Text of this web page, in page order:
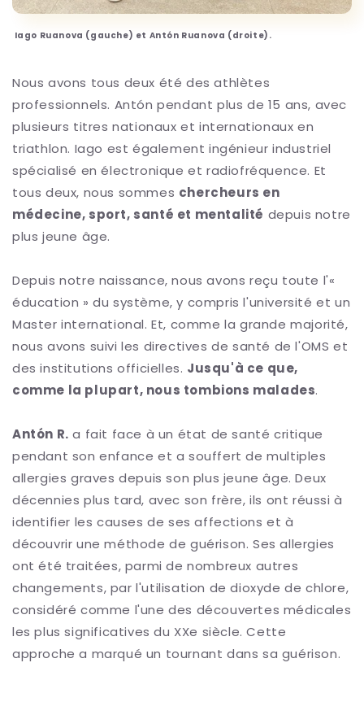
Iago Ruanova (gauche) et Antón Ruanova (droite).
Nous avons tous deux été des athlètes
professionnels. Antón pendant plus de 15 ans, avec
plusieurs titres nationaux et internationaux en
triathlon. Iago est également ingénieur industriel
spécialisé en électronique et radiofréquence. Et
tous deux, nous sommes chercheurs en
médecine, sport, santé et mentalité depuis notre
plus jeune âge.
Depuis notre naissance, nous avons reçu toute l'«
éducation » du système, y compris l'université et un
Master international. Et, comme la grande majorité,
nous avons suivi les directives de santé de l'OMS et
des institutions officielles. Jusqu'à ce que,
comme la plupart, nous tombions malades.
Antón R. a fait face à un état de santé critique
pendant son enfance et a souffert de multiples
allergies graves depuis son plus jeune âge. Deux
décennies plus tard, avec son frère, ils ont réussi à
identifier les causes de ses affections et à
découvrir une méthode de guérison. Ses allergies
ont été traitées, parmi de nombreux autres
changements, par l'utilisation de dioxyde de chlore,
considéré comme l'une des découvertes médicales
les plus significatives du XXe siècle. Cette
approche a marqué un tournant dans sa guérison.